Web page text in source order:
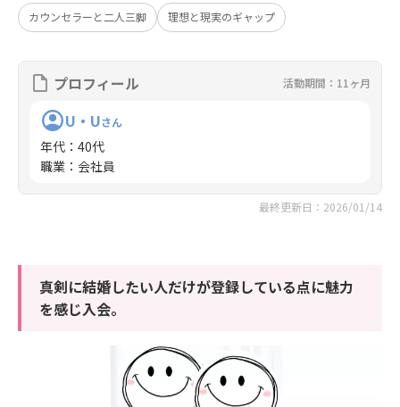
カウンセラーと二人三脚 理想と現実のギャップ
プロフィール 活動期間：11ヶ月
U・Uさん
年代 ： 40代
職業 ： 会社員
最終更新日：2026/01/14
真剣に結婚したい人だけが登録している点に魅力
を感じ入会。